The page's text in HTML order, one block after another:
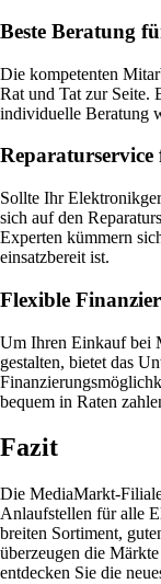
Beste Beratung
Die kompetenten
Rat und Tat zur Seite.
individuelle Beratung
Sollte Ihr
sich auf den
Experten kümmern
einsatzbereit ist.
Flexible
Um Ihren Einkauf bei
gestalten, bietet das
bequem in Raten
Fazit
Die MediaMarkt-
Anlaufstellen für alle
breiten Sortiment,
überzeugen die
entdecken Sie die